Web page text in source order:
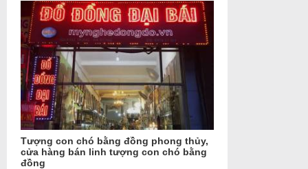
Tượng con chó bằng đồng phong thủy,
cửa hàng bán linh tượng con chó bằng
đồng